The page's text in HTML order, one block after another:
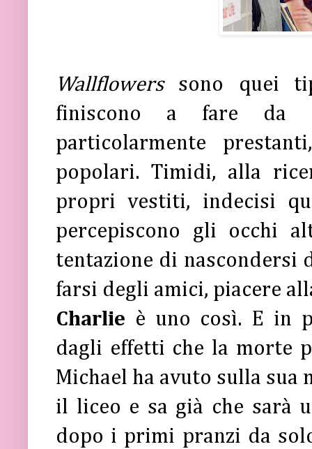
Wallflowers sono quei
finiscono a fare da
particolarmente
popolari. Timidi, alla
propri vestiti, indecisi
percepiscono gli occhi
tentazione di nascondersi
farsi degli amici, piacere
Charlie è uno così. E in
dagli effetti che la morte
Michael ha avuto sulla sua
il liceo e sa già che sarà
dopo i primi pranzi da